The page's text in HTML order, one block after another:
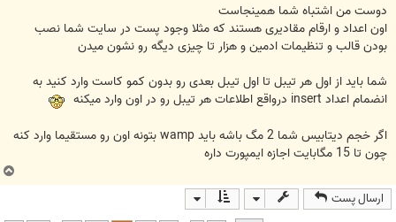
دوست من اشتباه شما همینجاست
اون اعداد و ارقام مقادیری هستند که مثلا وجود پست در سایت شما نصب
بودن قالب و تنظیمات ادمین و هزار تا چیزی دیگه رو نشون میدن
شما باید از اول هر تیبل تا اول تیبل بعدی رو بدون کمو کاست وارد کنید به
انضمام اعداد insert درواقع اطلاعات هر تیبل رو در اون وارد میکنه
اگر خجم دیتابیس شما 2 مگ باشه باید wamp بتونه اون رو مستقیما وارد کنه
چون تا 15 مگابایت اجازه ایمپورت داره
ب
ا
ارسال پست